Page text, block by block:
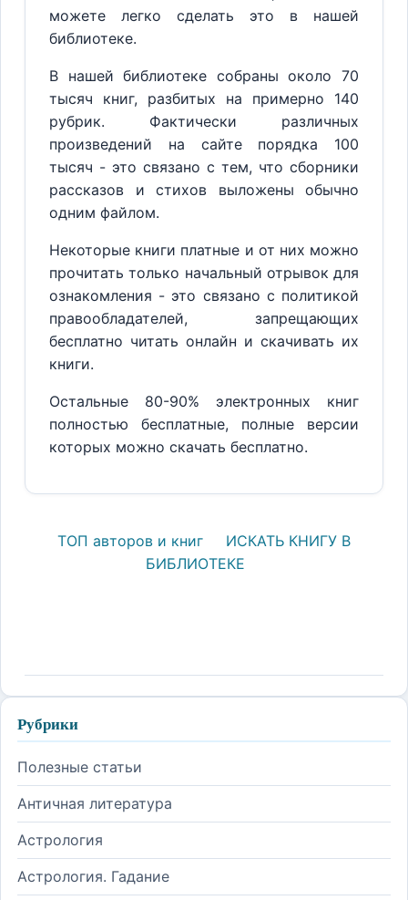
можете легко сделать это в нашей
библиотеке.
В нашей библиотеке собраны около 70
тысяч книг, разбитых на примерно 140
рубрик. Фактически различных
произведений на сайте порядка 100
тысяч - это связано с тем, что сборники
рассказов и стихов выложены обычно
одним файлом.
Некоторые книги платные и от них можно
прочитать только начальный отрывок для
ознакомления - это связано с политикой
правообладателей, запрещающих
бесплатно читать онлайн и скачивать их
книги.
Остальные 80-90% электронных книг
полностью бесплатные, полные версии
которых можно скачать бесплатно.
ТОП авторов и книг
ИСКАТЬ КНИГУ В
БИБЛИОТЕКЕ
Рубрики
Полезные статьи
Античная литература
Астрология
Астрология. Гадание